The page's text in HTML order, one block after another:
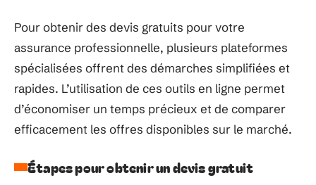
Pour obtenir des devis gratuits pour votre
assurance professionnelle, plusieurs plateformes
spécialisées offrent des démarches simplifiées et
rapides. L’utilisation de ces outils en ligne permet
d’économiser un temps précieux et de comparer
efficacement les offres disponibles sur le marché.
Étapes pour obtenir un devis gratuit